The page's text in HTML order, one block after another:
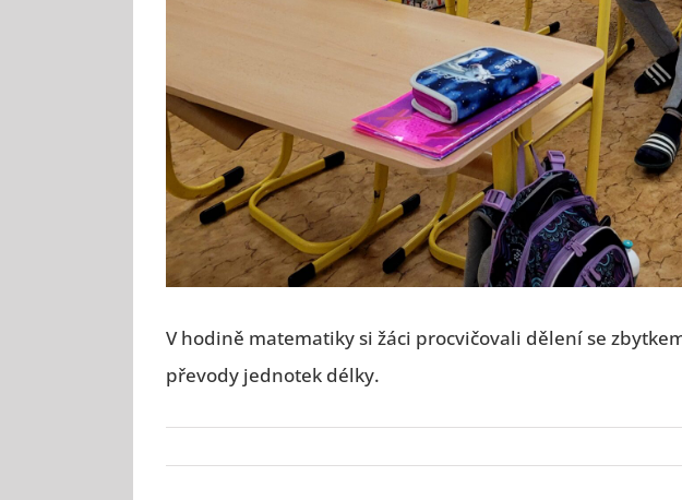
V hodině matematiky si žáci procvičovali dělení se
převody jednotek délky.